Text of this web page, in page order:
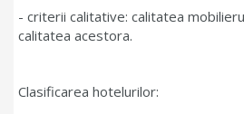
- criterii calitative: calitatea
calitatea acestora.
Clasificarea hotelurilor: